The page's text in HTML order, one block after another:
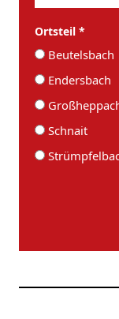
Ortsteil *
Beutelsbach
Endersbach
Schnait